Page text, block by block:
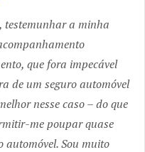
testemunhar a minha
que fora impecável
de um seguro automóvel
nesse caso – do que
me poupar quase
automóvel. Sou muito